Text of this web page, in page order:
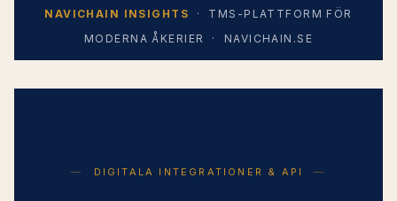
NAVICHAIN INSIGHTS · TMS-PLATTFORM FÖR
MODERNA ÅKERIER · NAVICHAIN.SE
DIGITALA INTEGRATIONER & API